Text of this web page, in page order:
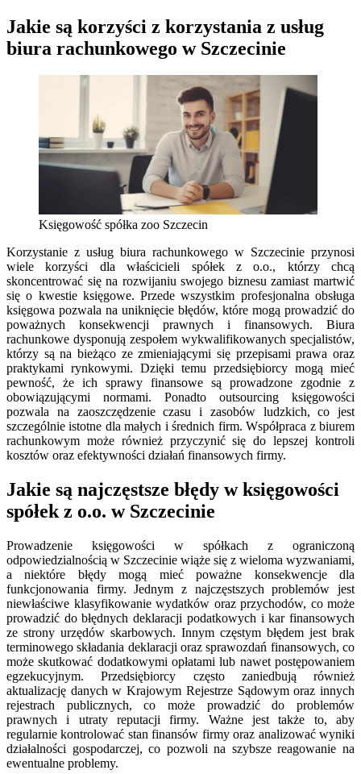
Jakie są korzyści z korzystania z usług
biura rachunkowego w Szczecinie
Księgowość spółka zoo Szczecin
Korzystanie z usług biura rachunkowego w Szczecinie przynosi
wiele korzyści dla właścicieli spółek z o.o., którzy chcą
skoncentrować się na rozwijaniu swojego biznesu zamiast martwić
się o kwestie księgowe. Przede wszystkim profesjonalna obsługa
księgowa pozwala na uniknięcie błędów, które mogą prowadzić do
poważnych konsekwencji prawnych i finansowych. Biura
rachunkowe dysponują zespołem wykwalifikowanych specjalistów,
którzy są na bieżąco ze zmieniającymi się przepisami prawa oraz
praktykami rynkowymi. Dzięki temu przedsiębiorcy mogą mieć
pewność, że ich sprawy finansowe są prowadzone zgodnie z
obowiązującymi normami. Ponadto outsourcing księgowości
pozwala na zaoszczędzenie czasu i zasobów ludzkich, co jest
szczególnie istotne dla małych i średnich firm. Współpraca z biurem
rachunkowym może również przyczynić się do lepszej kontroli
kosztów oraz efektywności działań finansowych firmy.
Jakie są najczęstsze błędy w księgowości
spółek z o.o. w Szczecinie
Prowadzenie księgowości w spółkach z ograniczoną
odpowiedzialnością w Szczecinie wiąże się z wieloma wyzwaniami,
a niektóre błędy mogą mieć poważne konsekwencje dla
funkcjonowania firmy. Jednym z najczęstszych problemów jest
niewłaściwe klasyfikowanie wydatków oraz przychodów, co może
prowadzić do błędnych deklaracji podatkowych i kar finansowych
ze strony urzędów skarbowych. Innym częstym błędem jest brak
terminowego składania deklaracji oraz sprawozdań finansowych, co
może skutkować dodatkowymi opłatami lub nawet postępowaniem
egzekucyjnym. Przedsiębiorcy często zaniedbują również
aktualizację danych w Krajowym Rejestrze Sądowym oraz innych
rejestrach publicznych, co może prowadzić do problemów
prawnych i utraty reputacji firmy. Ważne jest także to, aby
regularnie kontrolować stan finansów firmy oraz analizować wyniki
działalności gospodarczej, co pozwoli na szybsze reagowanie na
ewentualne problemy.